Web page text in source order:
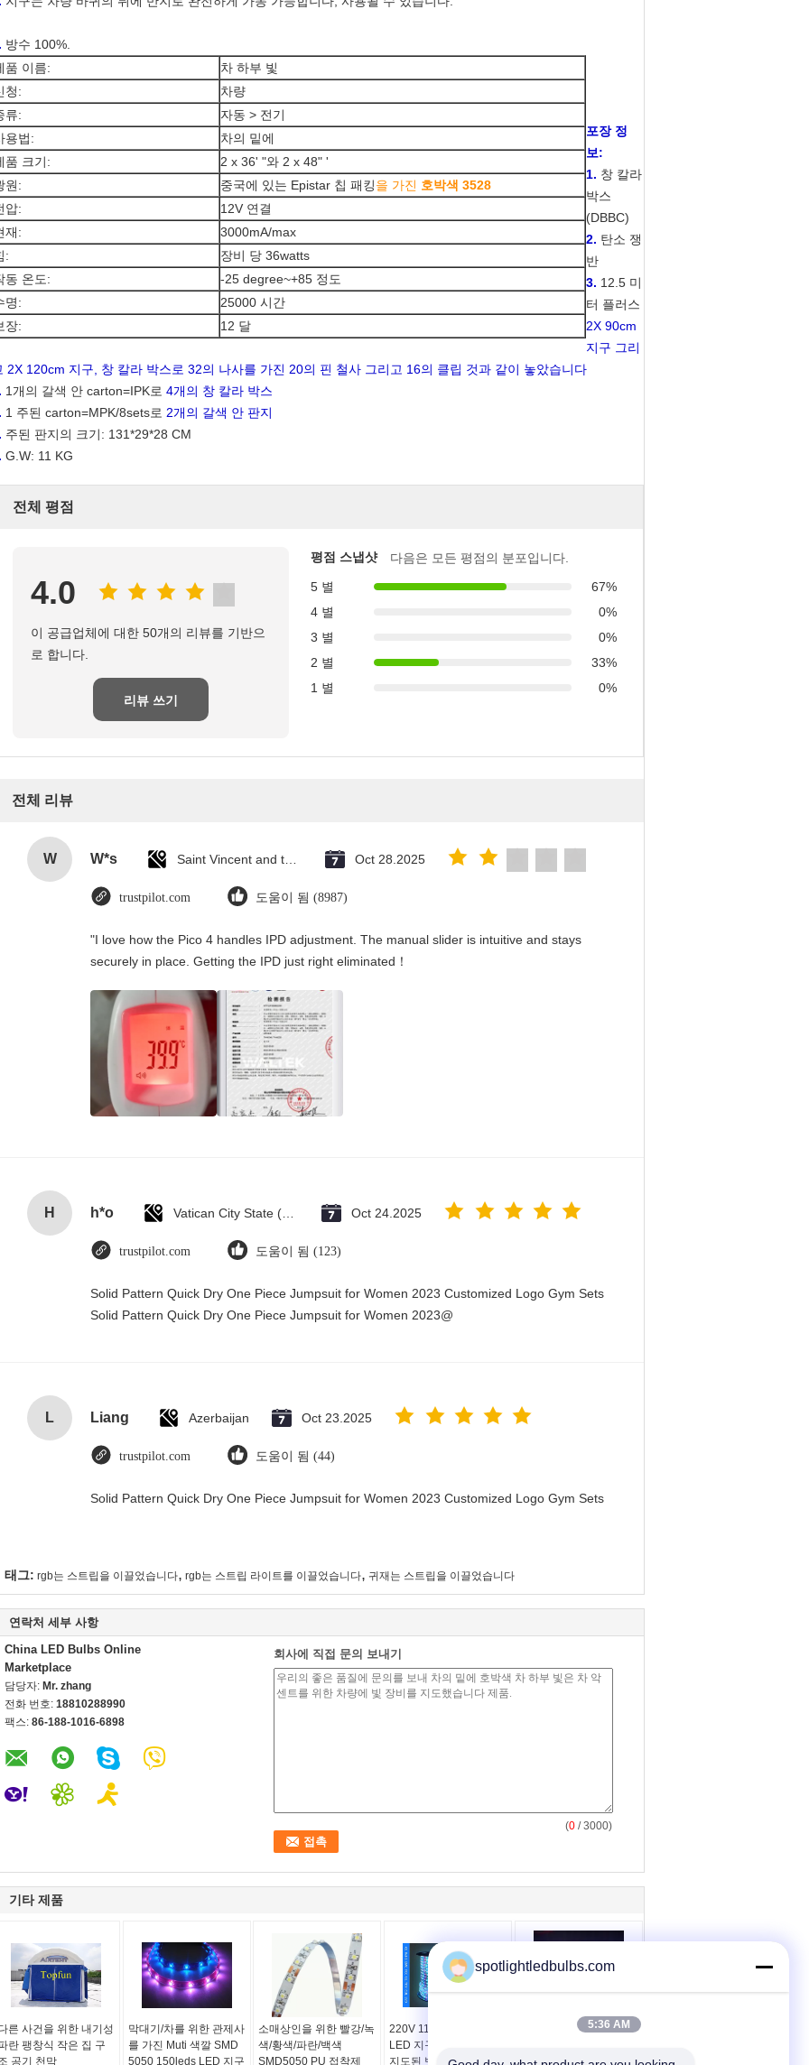
방수 100%.
품 이름:
차 하부 빛
청:
차량
류:
자동 > 전기
용법:
차의 밑에
품 크기:
2 x 36' "와 2 x 48" '
원:
중국에 있는 Epistar 칩 패킹을 가진 호박색 3528
압:
12V 연결
재:
3000mA/max
:
장비 당 36watts
동 온도:
-25 degree~+85 정도
명:
25000 시간
장:
12 달
포장 정
보:
1. 창 칼라
박스
(DBBC)
2. 탄소 쟁
반
3. 12.5 미
터 플러스
2X 90cm
지구 그리
2X 120cm 지구, 창 칼라 박스로 32의 나사를 가진 20의 핀 철사 그리고 16의 클립 것과 같이 놓았습니다
1개의 갈색 안 carton=IPK로 4개의 창 칼라 박스
1 주된 carton=MPK/8sets로 2개의 갈색 안 판지
주된 판지의 크기: 131*29*28 CM
G.W: 11 KG
전체 평점
4.0
이 공급업체에 대한 50개의 리뷰를 기반으
로 합니다.
리뷰 쓰기
평점 스냅샷
다음은 모든 평점의 분포입니다.
5 별
67%
4 별
0%
3 별
0%
2 별
33%
1 별
0%
전체 리뷰
W W*s Oct 28.2025
trustpilot.com 도움이 됨 (8987)
"I love how the Pico 4 handles IPD adjustment. The manual slider is intuitive and stays
securely in place. Getting the IPD just right eliminated！
H h*o Oct 24.2025
trustpilot.com 도움이 됨 (123)
Solid Pattern Quick Dry One Piece Jumpsuit for Women 2023 Customized Logo Gym Sets
Solid Pattern Quick Dry One Piece Jumpsuit for Women 2023@
L Liang Azerbaijan Oct 23.2025
trustpilot.com 도움이 됨 (44)
Solid Pattern Quick Dry One Piece Jumpsuit for Women 2023 Customized Logo Gym Sets
태그: rgb는 스트립을 이끌었습니다, rgb는 스트립 라이트를 이끌었습니다, 귀재는 스트립을 이끌었습니다
연락처 세부 사항
China LED Bulbs Online
Marketplace
담당자: Mr. zhang
전화 번호: 18810288990
팩스: 86-188-1016-6898
회사에 직접 문의 보내기
(0 / 3000)
기타 제품
른 사건을 위한 내기성
란 팽창식 작은 집 구
공기 천막
막대기/차를 위한 관제사
를 가진 Muti 색깔 SMD
5050 150leds LED 지구
소매상인을 위한 빨강/녹
색/황색/파란/백색
SMD5050 PU 접착제
220V 110V 가동 가능한
LED 지구 빛 3528 SMD,
지도된 밧줄 빛을 바꾸는
36W 5050 SMD 5 m
Led 스트립 조명 / Led
spotlightledbulbs.com
5:36 AM